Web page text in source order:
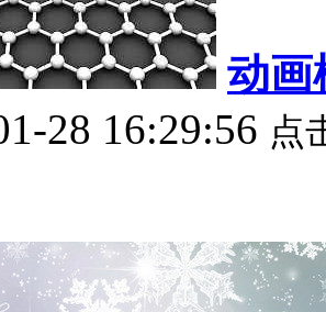
动画
28 16:29:56 点